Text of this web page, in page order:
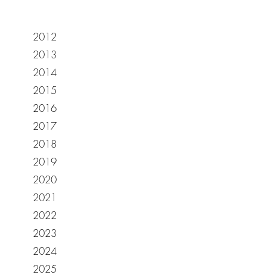
2012
2013
2014
2015
2016
2017
2018
2019
2020
2021
2022
2023
2024
2025